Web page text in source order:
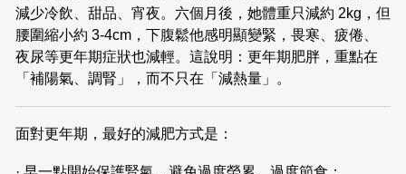
減少冷飲、甜品、宵夜。六個月後，她體重只減約 2kg，但
腰圍縮小約 3-4cm，下腹鬆他感明顯變緊，畏寒、疲倦、
夜尿等更年期症狀也減輕。這說明：更年期肥胖，重點在
「補陽氣、調腎」，而不只在「減熱量」。
面對更年期，最好的減肥方式是：